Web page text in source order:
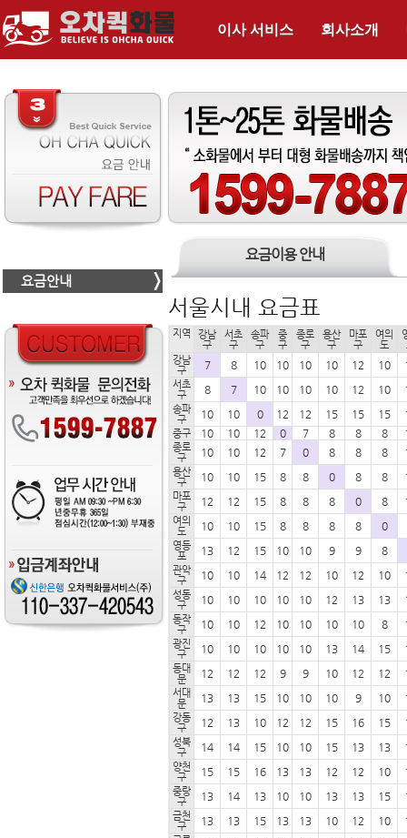
이사 서비스 회사소개
요금안내
요금이용 안내
서울시내 요금표
지역
강남
구
서초
구
송파
구
중
구
종로
구
용산
구
마포
구
여의
도
강남
구
7 8 10 10 10 10 12 10
서초
구
8 7 10 10 10 10 12 10
송파
구
10 10 0 12 12 15 15 15
중구 10 10 12 0 7 8 8 8
종로
구
10 10 12 7 0 8 8 8
용산
구
10 10 15 8 8 0 8 8
마포
구
12 12 15 8 8 8 0 8
여의
도
10 10 15 8 8 8 8 0
영등
포
13 12 15 10 10 9 9 8
관악
구
10 10 14 12 12 10 12 10
성동
구
10 10 10 10 10 12 13 13
동작
구
10 10 12 10 10 10 10 8
광진
구
10 10 10 10 10 13 14 15
동대
문
12 12 12 9 9 10 12 12
서대
문
13 13 15 10 10 10 9 10
강동
구
12 13 10 12 12 15 16 15
성북
구
14 14 15 10 10 15 13 13
양천
구
15 15 16 13 13 12 12 10
중랑
구
13 14 13 10 10 13 13 15
금천
구
13 13 15 13 13 10 12 10